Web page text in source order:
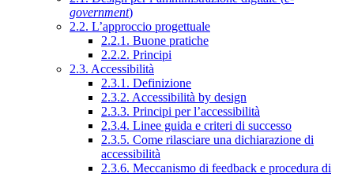
government)
2.2. L’approccio progettuale
2.2.1. Buone pratiche
2.2.2. Principi
2.3. Accessibilità
2.3.1. Definizione
2.3.2. Accessibilità by design
2.3.3. Principi per l’accessibilità
2.3.4. Linee guida e criteri di successo
2.3.5. Come rilasciare una dichiarazione di
accessibilità
2.3.6. Meccanismo di feedback e procedura di